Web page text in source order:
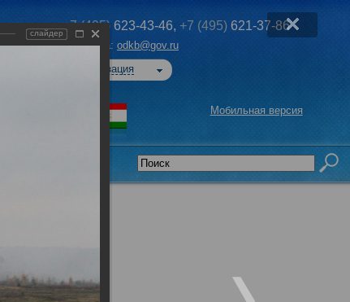
+7 (495) 623-43-46, +7 (495) 621-37-86
Эл. почта: odkb@gov.ru
Авторизация
Мобильная версия
слайдер